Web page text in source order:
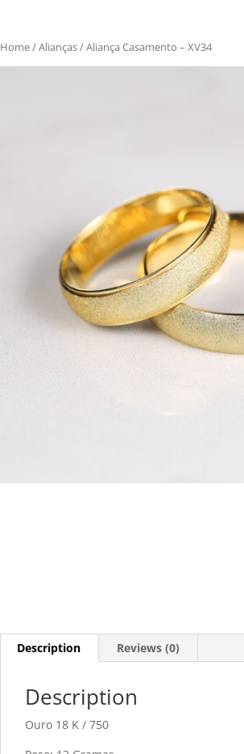
Home/Alianças/ Aliança Casamento – XV34
Description Reviews (0)
Description
Ouro 18 K / 750